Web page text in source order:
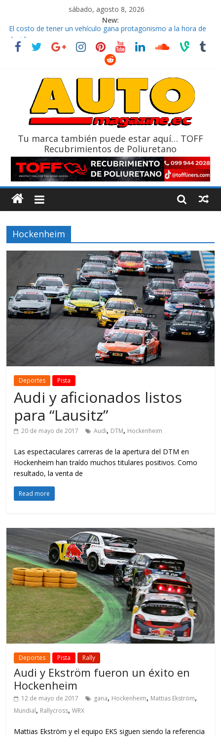
sábado, agosto 8, 2026
New:
El costo de tener un vehículo gana protagonismo a la hora de
decidir
Ultima película ‘Spider‑Man: Brand New Day’ pone en escena a
La Vuelta al Ecuador 2026, edición 47ª, recorre 7 provincias en 8
La FEDAK recibe 12 Sinotruk Bolden para cubrir las rutas de La
Tu marca también puede estar aquí… TOFF
Recubrimientos de Poliuretano
Hockenheim
Deportes Pista
Audi y aficionados listos
para “Lausitz”
20 de mayo de 2017 Audi, DTM, Hockenheim
Las espectaculares carreras de la apertura del DTM en
Hockenheim han traído muchos titulares positivos. Como
resultado, la venta de
Read more
Deportes Pista Rally
Audi y Ekström fueron un éxito en
Hockenheim
12 de mayo de 2017 gana, Hockenheim, Mattias Ekström,
Mundial, Rallycross,WRX
Mattias Ekström y el equipo EKS siguen siendo la referencia